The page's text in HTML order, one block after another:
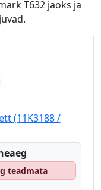
T632 jaoks ja
(11K3188 /
teadmata